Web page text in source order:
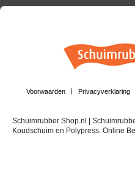
Voorwaarden Privacyverklaring
Schuimrubber Shop.nl |
Koudschuim en Polypress. Online